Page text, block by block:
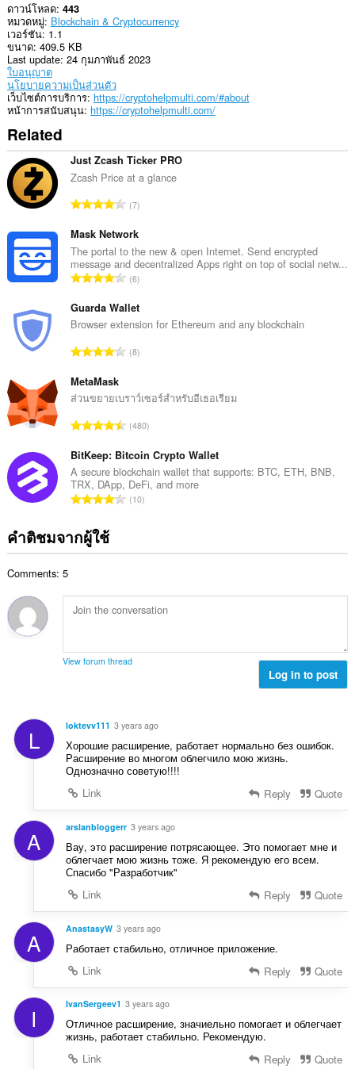
ดาวน์โหลด 443
หมวดหมู่ Blockchain & Cryptocurrency
เวอร์ชัน 1.1
ขนาด 409.5 KB
Last update 24 กุมภาพันธ์ 2023
ใบอนุญาต
นโยบายความเป็นส่วนตัว
เว็บไซต์การบริการ https://cryptohelpmulti.com/#about
หน้าการสนับสนุน https://cryptohelpmulti.com/
Related
Just Zcash Ticker PRO
Zcash Price at a glance
จำ
ว
น
ค
ะ
น
น
ร
ว
ทั้
ห
ด
:
7
Mask Network
The portal to the new & open Internet. Send encrypted
message and decentralized Apps right on top of social netw...
จำ
ว
น
ะ
น
ร
ว
ม
ทั้
ง
ห
6
Guarda Wallet
Browser extension for Ethereum and any blockchain
จำ
น
ะ
น
น
ร
ว
ง
ด
:
8
MetaMask
ส่วนขยายเบราว์เซอร์สำหรับอีเธอเรียม
จำ
ว
น
ค
ะ
น
ม
ทั้
ม
480
BitKeep: Bitcoin Crypto Wallet
A secure blockchain wallet that supports: BTC, ETH, BNB,
TRX, DApp, DeFi, and more
จำ
แ
น
ว
ห
ด
:
10
คำติชมจากผู้ใช้
Comments: 5
View forum thread
Log in to post
L loktevv111 3 years ago
Хорошие расширение, работает нормально без ошибок.
Расширение во многом облегчило мою жизнь.
Однозначно советую!!!!
Link
Reply Quote
A arslanbloggerr 3 years ago
Вау, это расширение потрясающее. Это помогает мне и
облегчает мою жизнь тоже. Я рекомендую его всем.
Спасибо "Разработчик"
Link
Reply Quote
A AnastasyW 3 years ago
Работает стабильно, отличное приложение.
Link
Reply Quote
I IvanSergeev1 3 years ago
Отличное расширение, значиельно помогает и облегчает
жизнь, работает стабильно. Рекомендую.
Link
Reply Quote